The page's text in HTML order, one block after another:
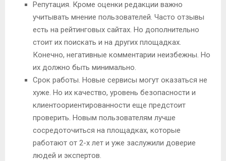
Репутация. Кроме оценки редакции важно
учитывать мнение пользователей. Часто отзывы
есть на рейтинговых сайтах. Но дополнительно
стоит их поискать и на других площадках.
Конечно, негативные комментарии неизбежны. Но
их должно быть минимально.
Срок работы. Новые сервисы могут оказаться не
хуже. Но их качество, уровень безопасности и
клиентоориентированности еще предстоит
проверить. Новым пользователям лучше
сосредоточиться на площадках, которые
работают от 2-х лет и уже заслужили доверие
людей и экспертов.